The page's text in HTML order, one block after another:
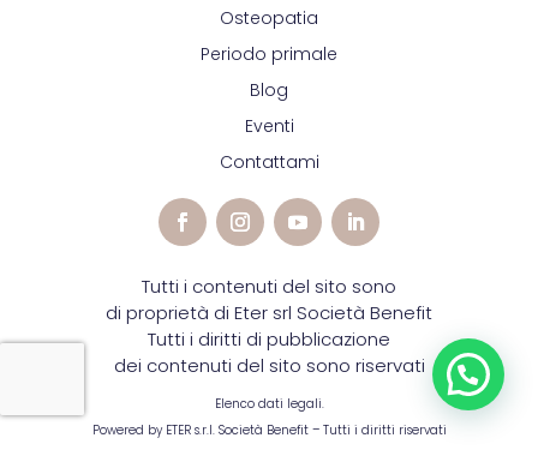
Osteopatia
Periodo primale
Blog
Eventi
Contattami
Tutti i contenuti del sito sono
di proprietà di Eter srl Società Benefit
Tutti i diritti di pubblicazione
dei contenuti del sito sono riservati
Elenco dati legali.
Powered by ETER s.r.l. Società Benefit – Tutti i diritti riservati